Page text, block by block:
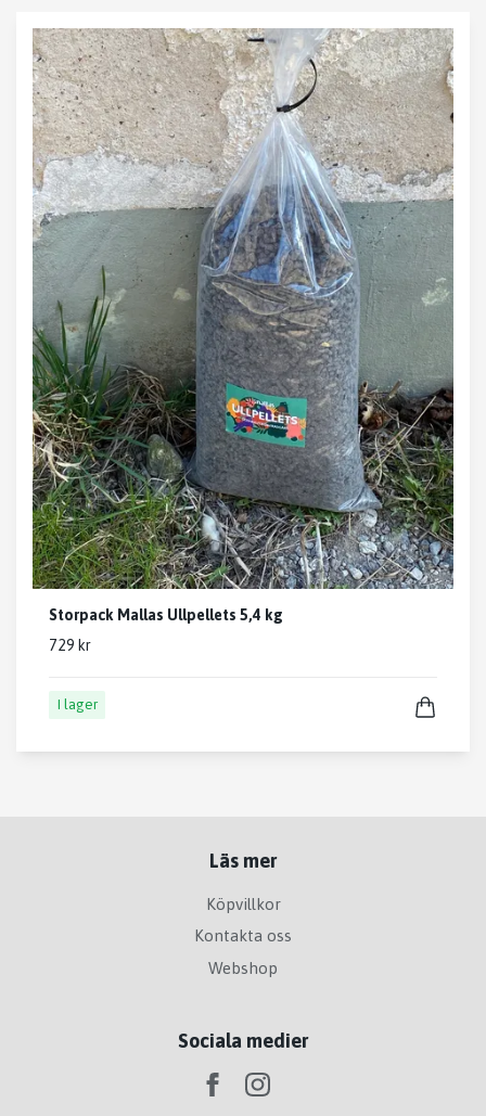
Storpack Mallas Ullpellets 5,4 kg
729 kr
I lager
Läs mer
Köpvillkor
Kontakta oss
Webshop
Sociala medier